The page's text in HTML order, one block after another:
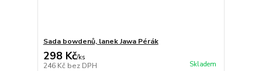
Sada bowdenů, lanek Jawa Pérák
298 Kč/ks
246 Kč bez DPH Skladem